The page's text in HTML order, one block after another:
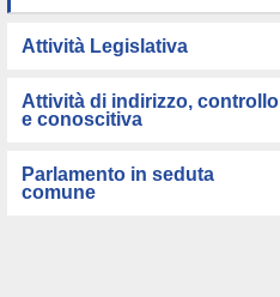
Attività Legislativa
Attività di indirizzo, controllo
e conoscitiva
Parlamento in seduta
comune